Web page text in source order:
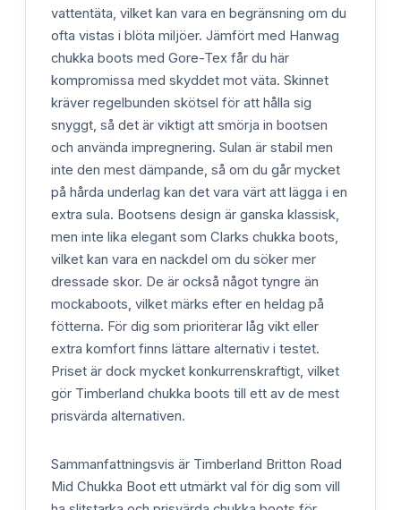
vattentäta, vilket kan vara en begränsning om du
ofta vistas i blöta miljöer. Jämfört med Hanwag
chukka boots med Gore-Tex får du här
kompromissa med skyddet mot väta. Skinnet
kräver regelbunden skötsel för att hålla sig
snyggt, så det är viktigt att smörja in bootsen
och använda impregnering. Sulan är stabil men
inte den mest dämpande, så om du går mycket
på hårda underlag kan det vara värt att lägga i en
extra sula. Bootsens design är ganska klassisk,
men inte lika elegant som Clarks chukka boots,
vilket kan vara en nackdel om du söker mer
dressade skor. De är också något tyngre än
mockaboots, vilket märks efter en heldag på
fötterna. För dig som prioriterar låg vikt eller
extra komfort finns lättare alternativ i testet.
Priset är dock mycket konkurrenskraftigt, vilket
gör Timberland chukka boots till ett av de mest
prisvärda alternativen.
Sammanfattningsvis är Timberland Britton Road
Mid Chukka Boot ett utmärkt val för dig som vill